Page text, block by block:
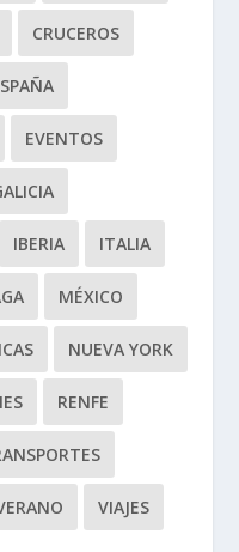
CRUCEROS
EVENTOS
IBERIA ITALIA
MÉXICO
NUEVA YORK
RENFE
VIAJES